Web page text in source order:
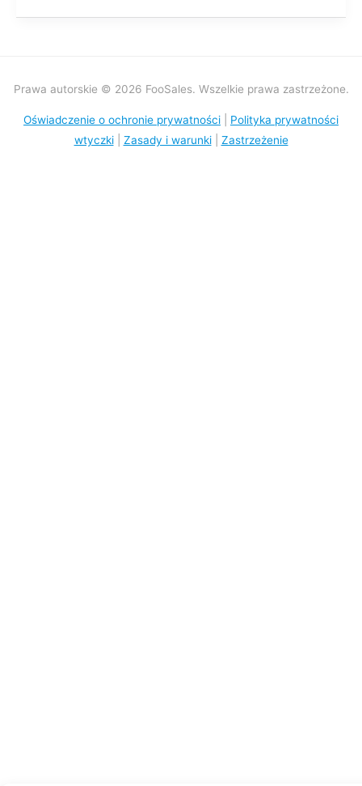
Prawa autorskie © 2026 FooSales. Wszelkie prawa zastrzeżone.
Oświadczenie o ochronie prywatności
Polityka prywatności
wtyczki| Zasady i warunki| Zastrzeżenie